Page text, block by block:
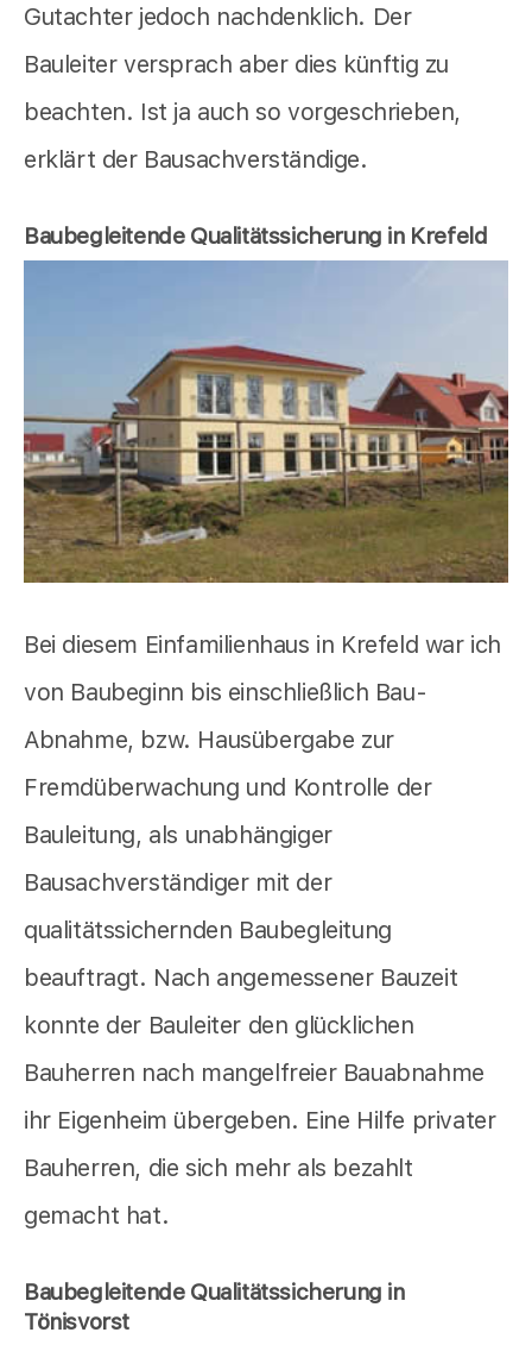
Gutachter jedoch nachdenklich. Der
Bauleiter versprach aber dies künftig zu
beachten. Ist ja auch so vorgeschrieben,
erklärt der Bausachverständige.
Baubegleitende Qualitätssicherung in Krefeld
Bei diesem Einfamilienhaus in Krefeld war ich
von Baubeginn bis einschließlich Bau-
Abnahme, bzw. Hausübergabe zur
Fremdüberwachung und Kontrolle der
Bauleitung, als unabhängiger
Bausachverständiger mit der
qualitätssichernden Baubegleitung
beauftragt. Nach angemessener Bauzeit
konnte der Bauleiter den glücklichen
Bauherren nach mangelfreier Bauabnahme
ihr Eigenheim übergeben. Eine Hilfe privater
Bauherren, die sich mehr als bezahlt
gemacht hat.
Baubegleitende Qualitätssicherung in
Tönisvorst